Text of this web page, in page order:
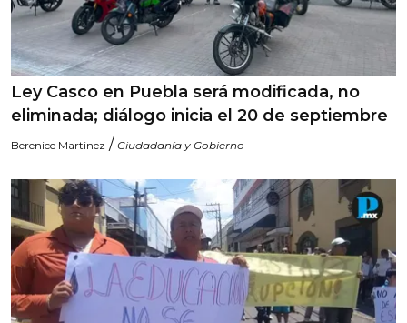
Ley Casco en Puebla será modificada, no
eliminada; diálogo inicia el 20 de septiembre
Berenice Martinez / Ciudadanía y Gobierno